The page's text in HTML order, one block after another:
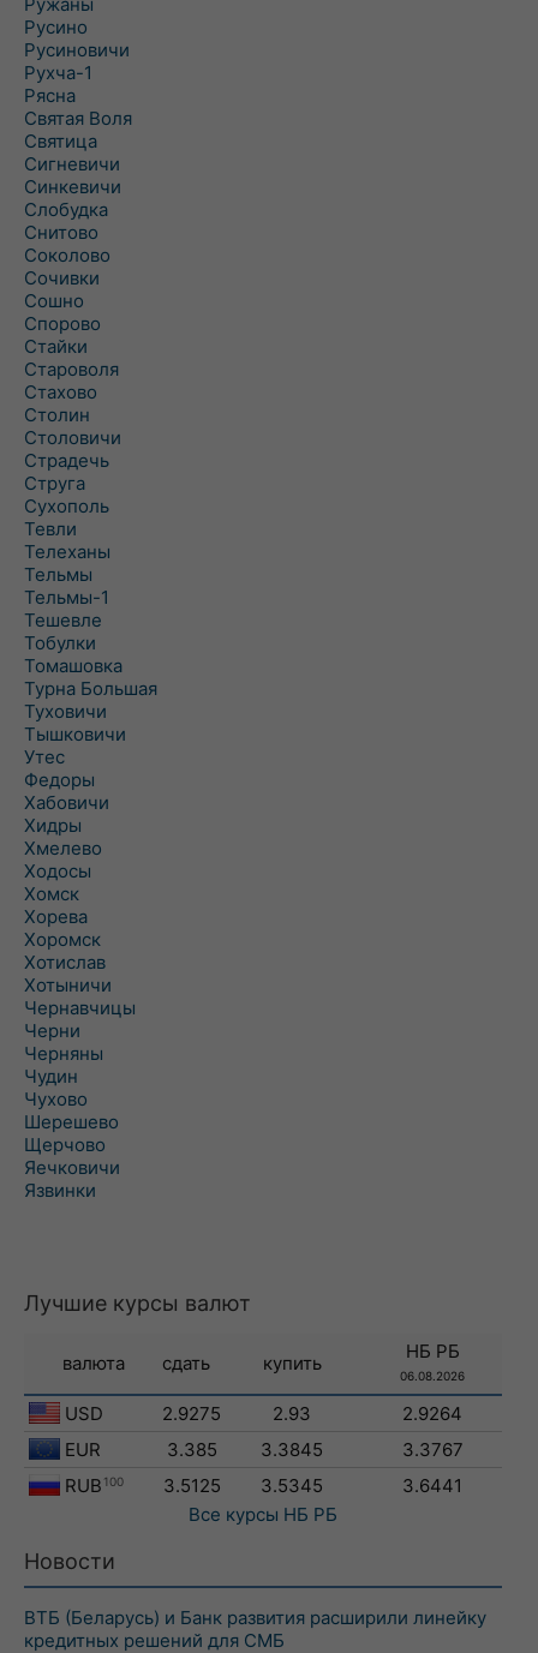
Русино
Русиновичи
Рухча-1
Рясна
Святая Воля
Святица
Сигневичи
Синкевичи
Слобудка
Снитово
Соколово
Сочивки
Сошно
Спорово
Стайки
Староволя
Стахово
Столин
Столовичи
Страдечь
Струга
Сухополь
Тевли
Телеханы
Тельмы
Тельмы-1
Тешевле
Тобулки
Томашовка
Турна Большая
Туховичи
Тышковичи
Утес
Федоры
Хабовичи
Хидры
Хмелево
Ходосы
Хомск
Хорева
Хоромск
Хотислав
Хотыничи
Чернавчицы
Черни
Черняны
Чудин
Чухово
Шерешево
Щерчово
Яечковичи
Язвинки
Лучшие курсы валют
валюта сдать купить
НБ РБ
06.08.2026
USD 2.9275 2.93
2.9264
EUR
3.385 3.3845
3.3767
RUB 100 3.5125 3.5345
3.6441
Все курсы НБ РБ
Новости
ВТБ (Беларусь) и Банк развития расширили линейку
кредитных решений для СМБ